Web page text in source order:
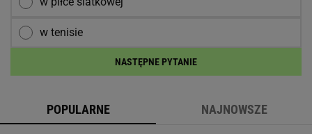
w tenisie
NASTĘPNE PYTANIE
POPULARNE NAJNOWSZE